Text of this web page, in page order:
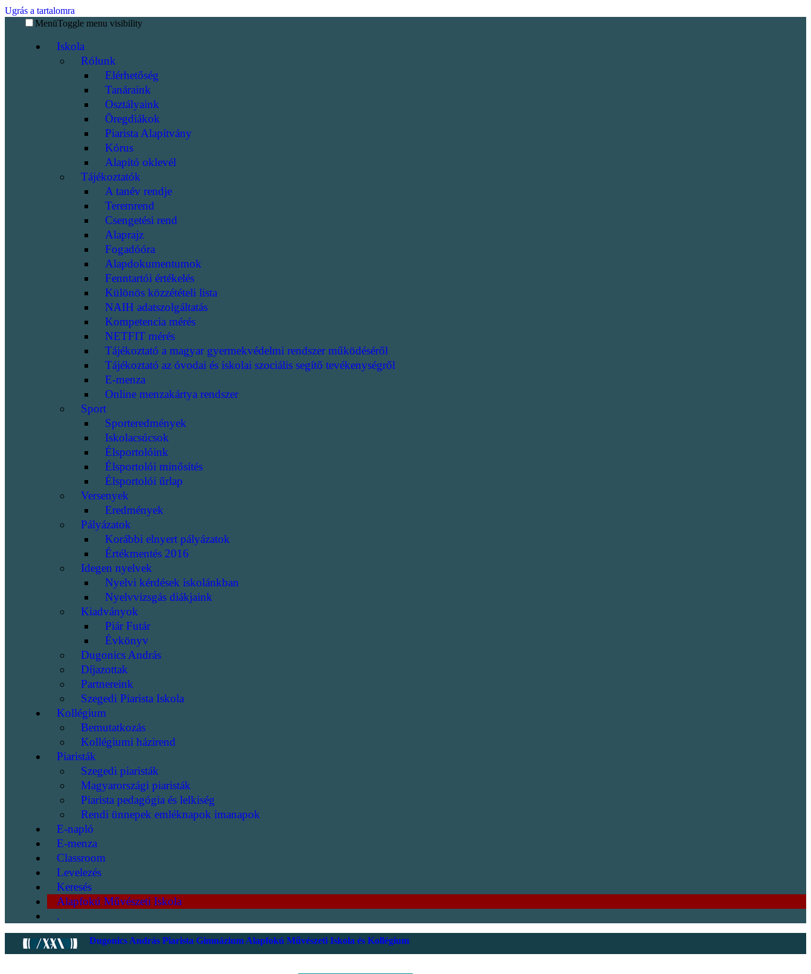
Ugrás a tartalomra
MenüToggle menu visibility
Iskola
Rólunk
Elérhetőség
Tanáraink
Osztályaink
Öregdiákok
Piarista Alapítvány
Kórus
Alapító oklevél
Tájékoztatók
A tanév rendje
Teremrend
Csengetési rend
Alaprajz
Fogadóóra
Alapdokumentumok
Fenntartói értékelés
Különös közzétételi lista
NAIH adatszolgáltatás
Kompetencia mérés
NETFIT mérés
Tájékoztató a magyar gyermekvédelmi rendszer működéséről
Tájékoztató az óvodai és iskolai szociális segítő tevékenységről
E-menza
Online menzakártya rendszer
Sport
Sporteredmények
Iskolacsúcsok
Élsportolóink
Élsportolói minősítés
Élsportolói űrlap
Versenyek
Eredmények
Pályázatok
Korábbi elnyert pályázatok
Értékmentés 2016
Idegen nyelvek
Nyelvi kérdések iskolánkban
Nyelvvizsgás diákjaink
Kiadványok
Piár Futár
Évkönyv
Dugonics András
Díjazottak
Partnereink
Szegedi Piarista Iskola
Kollégium
Bemutatkozás
Kollégiumi házirend
Piaristák
Szegedi piaristák
Magyarországi piaristák
Piarista pedagógia és lelkiség
Rendi ünnepek emléknapok imanapok
E-napló
E-menza
Classroom
Levelezés
Keresés
Alapfokú Művészeti Iskola
.
Dugonics András Piarista Gimnázium Alapfokú Művészeti Iskola és Kollégium